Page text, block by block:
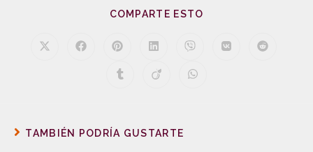
COMPARTE ESTO
TAMBIÉN PODRÍA GUSTARTE